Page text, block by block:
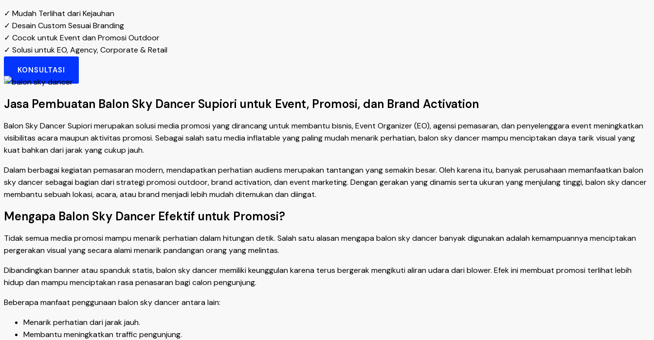
✓ Mudah Terlihat dari Kejauhan
✓ Desain Custom Sesuai Branding
✓ Cocok untuk Event dan Promosi Outdoor
✓ Solusi untuk EO, Agency, Corporate & Retail
KONSULTASI
Jasa Pembuatan Balon Sky Dancer Supiori untuk Event, Promosi, dan Brand Activation
Balon Sky Dancer Supiori merupakan solusi media promosi yang dirancang untuk membantu bisnis, Event Organizer (EO), agensi pemasaran, dan penyelenggara event meningkatkan
visibilitas acara maupun aktivitas promosi. Sebagai salah satu media inflatable yang paling mudah menarik perhatian, balon sky dancer mampu menciptakan daya tarik visual yang
kuat bahkan dari jarak yang cukup jauh.
Dalam berbagai kegiatan pemasaran modern, mendapatkan perhatian audiens merupakan tantangan yang semakin besar. Oleh karena itu, banyak perusahaan memanfaatkan balon
sky dancer sebagai bagian dari strategi promosi outdoor, brand activation, dan event marketing. Dengan gerakan yang dinamis serta ukuran yang menjulang tinggi, balon sky dancer
membantu sebuah lokasi, acara, atau brand menjadi lebih mudah ditemukan dan diingat.
Mengapa Balon Sky Dancer Efektif untuk Promosi?
Tidak semua media promosi mampu menarik perhatian dalam hitungan detik. Salah satu alasan mengapa balon sky dancer banyak digunakan adalah kemampuannya menciptakan
pergerakan visual yang secara alami menarik pandangan orang yang melintas.
Dibandingkan banner atau spanduk statis, balon sky dancer memiliki keunggulan karena terus bergerak mengikuti aliran udara dari blower. Efek ini membuat promosi terlihat lebih
hidup dan mampu menciptakan rasa penasaran bagi calon pengunjung.
Beberapa manfaat penggunaan balon sky dancer antara lain:
Menarik perhatian dari jarak jauh.
Membantu meningkatkan traffic pengunjung.